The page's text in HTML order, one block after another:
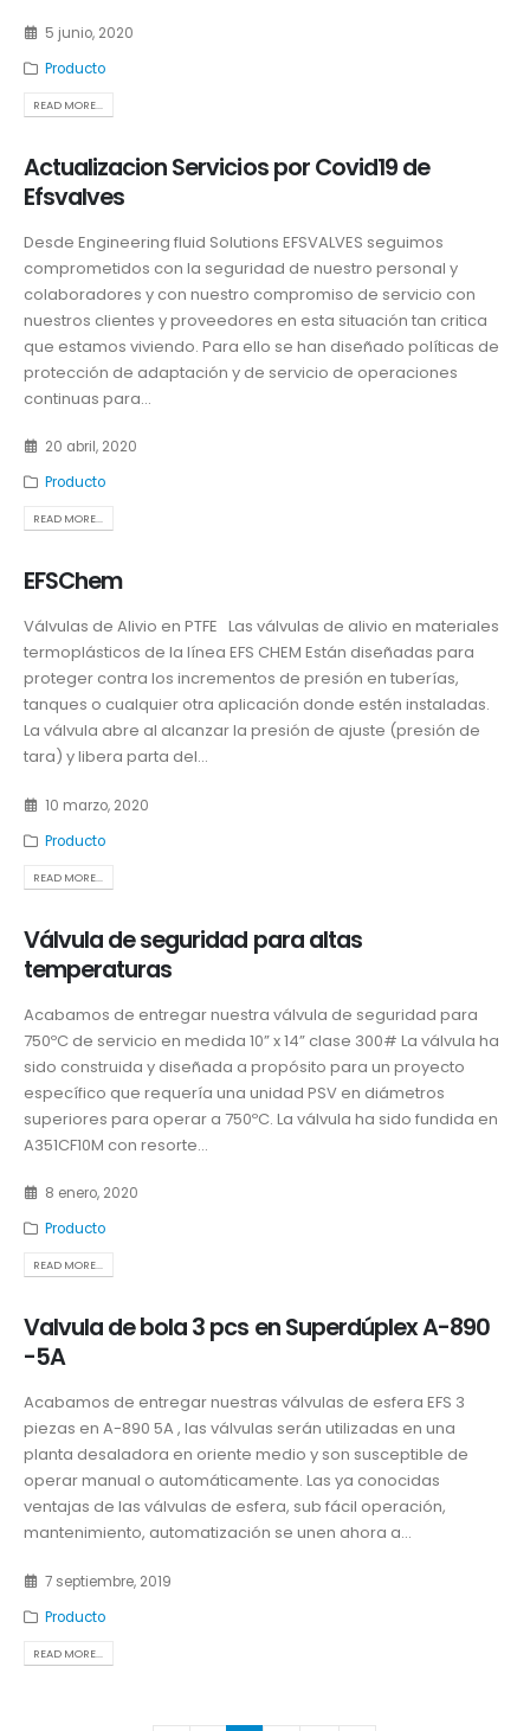
5 junio, 2020
Producto
READ MORE...
Actualizacion Servicios por Covid19 de
Efsvalves
Desde Engineering fluid Solutions EFSVALVES seguimos
comprometidos con la seguridad de nuestro personal y
colaboradores y con nuestro compromiso de servicio con
nuestros clientes y proveedores en esta situación tan critica
que estamos viviendo. Para ello se han diseñado políticas de
protección de adaptación y de servicio de operaciones
continuas para...
20 abril, 2020
Producto
READ MORE...
EFSChem
Válvulas de Alivio en PTFE Las válvulas de alivio en materiales
termoplásticos de la línea EFS CHEM Están diseñadas para
proteger contra los incrementos de presión en tuberías,
tanques o cualquier otra aplicación donde estén instaladas.
La válvula abre al alcanzar la presión de ajuste (presión de
tara) y libera parta del...
10 marzo, 2020
Producto
READ MORE...
Válvula de seguridad para altas
temperaturas
Acabamos de entregar nuestra válvula de seguridad para
750ºC de servicio en medida 10” x 14” clase 300# La válvula ha
sido construida y diseñada a propósito para un proyecto
específico que requería una unidad PSV en diámetros
superiores para operar a 750ºC. La válvula ha sido fundida en
A351CF10M con resorte...
8 enero, 2020
Producto
READ MORE...
Valvula de bola 3 pcs en Superdúplex A-890
-5A
Acabamos de entregar nuestras válvulas de esfera EFS 3
piezas en A-890 5A , las válvulas serán utilizadas en una
planta desaladora en oriente medio y son susceptible de
operar manual o automáticamente. Las ya conocidas
ventajas de las válvulas de esfera, sub fácil operación,
mantenimiento, automatización se unen ahora a...
7 septiembre, 2019
Producto
READ MORE...